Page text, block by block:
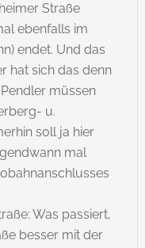
Straße
ebenfalls im
endet. Und das
hat sich das denn
müssen
u.
soll ja hier
mal
Was passiert,
besser mit der